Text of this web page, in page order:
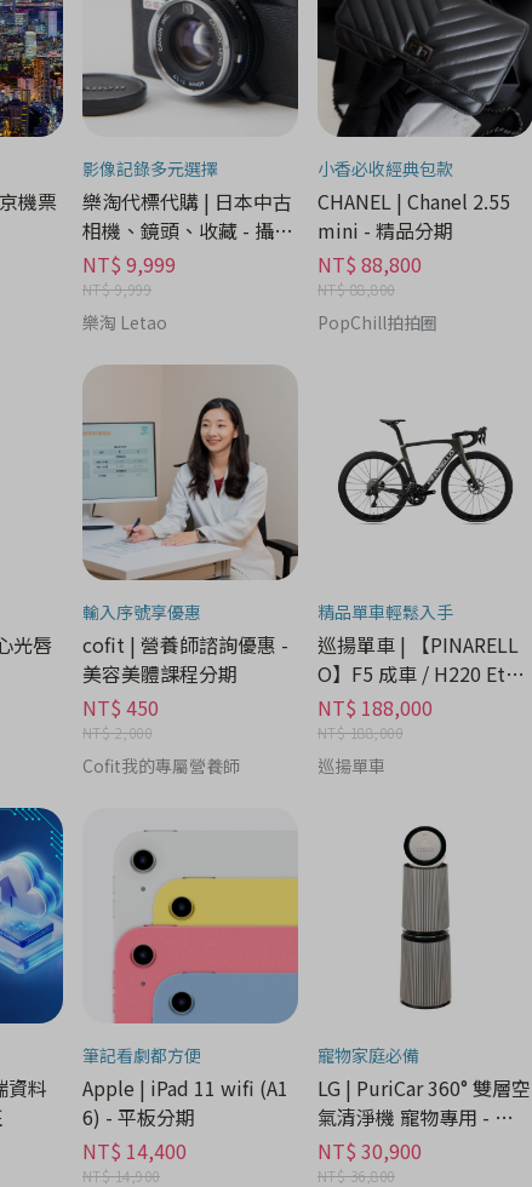
機票
影像記錄多元選擇
樂淘代標代購 | 日本中古
相機、鏡頭、收藏 - 攝像
機分期
NT$ 9,999
NT$ 9,999
樂淘 Letao
小香必收經典包款
CHANEL | Chanel 2.55
mini - 精品分期
NT$ 88,800
NT$ 88,800
PopChill拍拍圈
光唇
輸入序號享優惠
cofit | 營養師諮詢優惠 -
美容美體課程分期
NT$ 450
NT$ 2,000
Cofit我的專屬營養師
精品單車輕鬆入手
巡揚單車 | 【PINARELL
O】F5 成車 / H220 Etna
Black Matt
NT$ 188,000
NT$ 188,000
巡揚單車
資料
筆記看劇都方便
Apple | iPad 11 wifi (A1
6) - 平板分期
NT$ 14,400
NT$ 14,900
寵物家庭必備
LG | PuriCar 360° 雙層空
氣清淨機 寵物專用 - 家
電分期
NT$ 30,900
NT$ 36,800